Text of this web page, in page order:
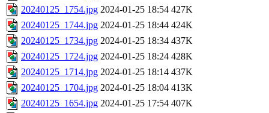
20240125_1754.jpg 2024-01-25 18:54 427K
20240125_1744.jpg 2024-01-25 18:44 424K
20240125_1734.jpg 2024-01-25 18:34 437K
20240125_1724.jpg 2024-01-25 18:24 428K
20240125_1714.jpg 2024-01-25 18:14 437K
20240125_1704.jpg 2024-01-25 18:04 413K
20240125_1654.jpg 2024-01-25 17:54 407K